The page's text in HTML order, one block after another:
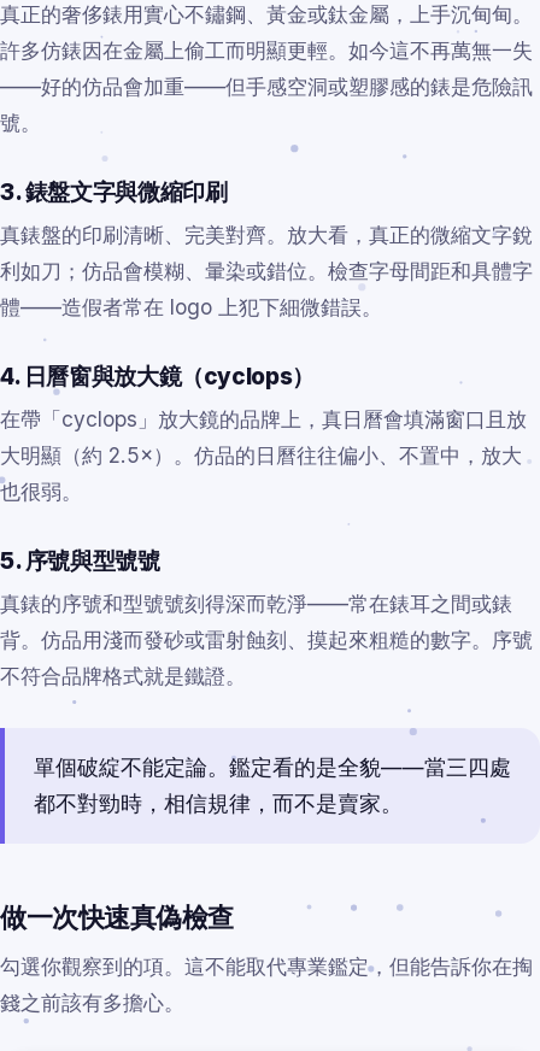
真正的奢侈錶用實心不鏽鋼、黃金或鈦金屬，上手沉甸甸。
許多仿錶因在金屬上偷工而明顯更輕。如今這不再萬無一失
——好的仿品會加重——但手感空洞或塑膠感的錶是危險訊
號。
3. 錶盤文字與微縮印刷
真錶盤的印刷清晰、完美對齊。放大看，真正的微縮文字銳
利如刀；仿品會模糊、暈染或錯位。檢查字母間距和具體字
體——造假者常在 logo 上犯下細微錯誤。
4. 日曆窗與放大鏡（cyclops）
在帶「cyclops」放大鏡的品牌上，真日曆會填滿窗口且放
大明顯（約 2.5×）。仿品的日曆往往偏小、不置中，放大
也很弱。
5. 序號與型號號
真錶的序號和型號號刻得深而乾淨——常在錶耳之間或錶
背。仿品用淺而發砂或雷射蝕刻、摸起來粗糙的數字。序號
不符合品牌格式就是鐵證。
單個破綻不能定論。鑑定看的是全貌——當三四處
都不對勁時，相信規律，而不是賣家。
做一次快速真偽檢查
勾選你觀察到的項。這不能取代專業鑑定，但能告訴你在掏
錢之前該有多擔心。